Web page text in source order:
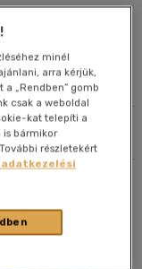
minél
arra kérjük,
„Rendben” gomb
csak a weboldal
kat telepíti a
bármikor
részletekért